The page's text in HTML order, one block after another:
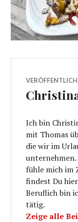
Ich bin
mit Thomas
die wir im
unternehmen.
fühle mich im
findest Du
Beruflich bin
tätig.
Zeige alle